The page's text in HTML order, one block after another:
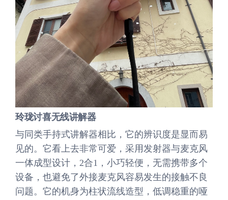
玲珑讨喜无线讲解器
与同类手持式讲解器相比，它的辨识度是显而易
见的。它看上去非常可爱，采用发射器与麦克风
一体成型设计，2合1，小巧轻便，无需携带多个
设备，也避免了外接麦克风容易发生的接触不良
问题。它的机身为柱状流线造型，低调稳重的哑